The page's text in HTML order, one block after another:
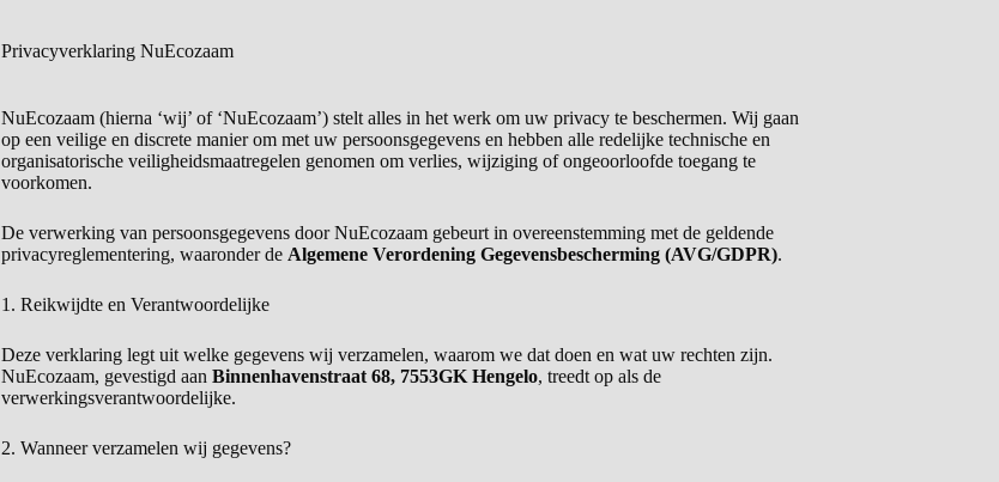
Privacyverklaring NuEcozaam
NuEcozaam (hierna ‘wij’ of ‘NuEcozaam’) stelt alles in het werk om uw privacy te beschermen. Wij gaan
op een veilige en discrete manier om met uw persoonsgegevens en hebben alle redelijke technische en
organisatorische veiligheidsmaatregelen genomen om verlies, wijziging of ongeoorloofde toegang te
voorkomen.
De verwerking van persoonsgegevens door NuEcozaam gebeurt in overeenstemming met de geldende
privacyreglementering, waaronder de Algemene Verordening Gegevensbescherming (AVG/GDPR).
1. Reikwijdte en Verantwoordelijke
Deze verklaring legt uit welke gegevens wij verzamelen, waarom we dat doen en wat uw rechten zijn.
NuEcozaam, gevestigd aanBinnenhavenstraat 68, 7553GK Hengelo, treedt op als de
verwerkingsverantwoordelijke.
2. Wanneer verzamelen wij gegevens?